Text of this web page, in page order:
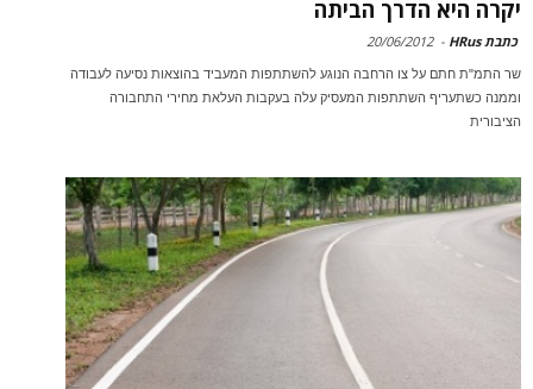
יקרה היא הדרך הביתה
כתבת HRus -
20/06/2012
שר התמ"ת חתם על צו הרחבה הנוגע להשתתפות המעביד בהוצאות נסיעה לעבודה
וממנה כשתעריף השתתפות המעסיק עלה בעקבות העלאת מחירי התחבורה
הציבורית